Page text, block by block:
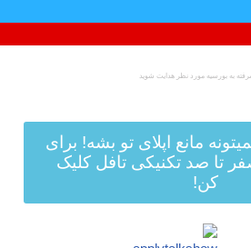
مانع اپلای تو بشه! برای
تا صد تکنیکی تافل کلیک
کن!